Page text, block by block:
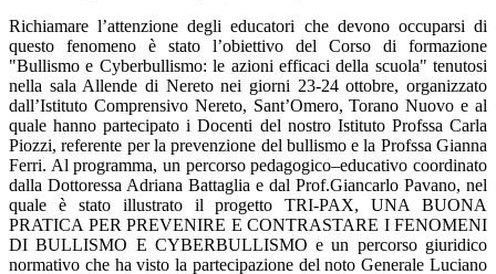
Richiamare l’attenzione degli educatori che devono occuparsi di
questo fenomeno è stato l’obiettivo del Corso di formazione
"Bullismo e Cyberbullismo: le azioni efficaci della scuola" tenutosi
nella sala Allende di Nereto nei giorni 23-24 ottobre, organizzato
dall’Istituto Comprensivo Nereto, Sant’Omero, Torano Nuovo e al
quale hanno partecipato i Docenti del nostro Istituto Profssa Carla
Piozzi, referente per la prevenzione del bullismo e la Profssa Gianna
Ferri. Al programma, un percorso pedagogico–educativo coordinato
dalla Dottoressa Adriana Battaglia e dal Prof.Giancarlo Pavano, nel
quale è stato illustrato il progetto TRI-PAX, UNA BUONA
PRATICA PER PREVENIRE E CONTRASTARE I FENOMENI
DI BULLISMO E CYBERBULLISMO e un percorso giuridico
normativo che ha visto la partecipazione del noto Generale Luciano